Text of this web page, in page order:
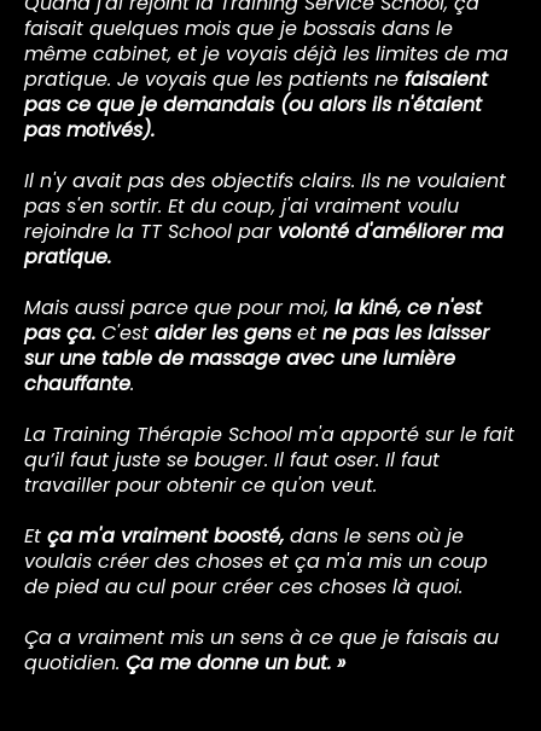
faisait quelques mois que je bossais dans le
même cabinet, et je voyais déjà les limites de ma
pratique. Je voyais que les patients ne faisaient
pas ce que je demandais (ou alors ils n'étaient
pas motivés).
Il n'y avait pas des objectifs clairs. Ils ne voulaient
pas s'en sortir. Et du coup, j'ai vraiment voulu
rejoindre la TT School par volonté d'améliorer ma
pratique.
Mais aussi parce que pour moi, la kiné, ce n'est
pas ça. C'est aider les genset ne pas les laisser
sur une table de massage avec une lumière
chauffante.
La Training Thérapie School m'a apporté sur le fait
qu’il faut juste se bouger. Il faut oser. Il faut
travailler pour obtenir ce qu'on veut.
Et ça m'a vraiment boosté, dans le sens où je
voulais créer des choses et ça m'a mis un coup
de pied au cul pour créer ces choses là quoi.
Ça a vraiment mis un sens à ce que je faisais au
quotidien. Ça me donne un but. »